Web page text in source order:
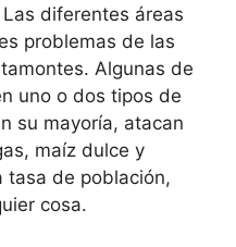
diferentes áreas
problemas de las
Algunas de
uno o dos tipos de
su mayoría, atacan
maíz dulce y
tasa de población,
cosa.